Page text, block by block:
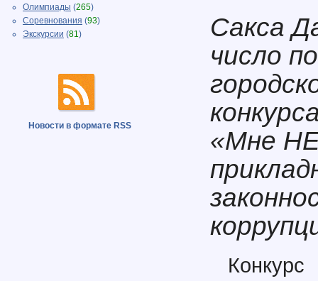
Олимпиады (265)
Соревнования (93)
Экскурсии (81)
Новости в формате RSS
Сакса
число
«Мне НЕ